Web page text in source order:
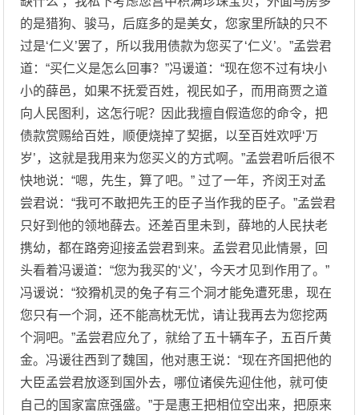
的是猎狗、骏马，后庭多的是美女，您家里所缺的只不
过是‘仁义’罢了，所以我用债款为您买了‘仁义’。”孟尝君
道：“买仁义是怎么回事？”冯谖道：“现在您不过有块小
小的薛邑，如果不抚爱百姓，视民如子，而用商贾之道
向人民图利，这怎行呢？因此我擅自假造您的命令，把
债款赏赐给百姓，顺便烧掉了契据，以至百姓欢呼‘万
岁’，这就是我用来为您买义的方式啊。”孟尝君听后很不
快地说：“嗯，先生，算了吧。” 过了一年，齐闵王对孟
尝君说：“我可不敢把先王的臣子当作我的臣子。”孟尝君
只好到他的领地薛去。还差百里未到，薛地的人民扶老
携幼，都在路旁迎接孟尝君到来。孟尝君见此情景，回
头看着冯谖道：“您为我买的‘义’，今天才见到作用了。”
冯谖说：“狡猾机灵的兔子有三个洞才能免遭死患，现在
您只有一个洞，还不能高枕无忧，请让我再去为您挖两
个洞吧。”孟尝君应允了，就给了五十辆车子，五百斤黄
金。冯谖往西到了魏国，他对惠王说：“现在齐国把他的
大臣孟尝君放逐到国外去，哪位诸侯先迎住他，就可使
自己的国家富庶强盛。”于是惠王把相位空出来，把原来